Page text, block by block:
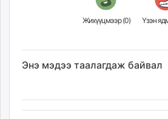
Жихүүцмээр (0)
Энэ мэдээ таалагдаж байвал